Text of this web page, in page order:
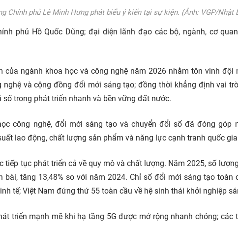
Chính phủ Lê Minh Hưng phát biểu ý kiến tại sự kiện. (Ảnh: VGP/Nhật
phủ Hồ Quốc Dũng; đại diện lãnh đạo các bộ, ngành, cơ
của ngành khoa học và công nghệ năm 2026 nhằm tôn vinh đội
nghệ và cộng đồng đổi mới sáng tạo; đồng thời khẳng định vai
trong phát triển nhanh và bền vững đất nước.
công nghệ, đổi mới sáng tạo và chuyển đổi số đã đóng góp
lao động, chất lượng sản phẩm và năng lực cạnh tranh quốc
tiếp tục phát triển cả về quy mô và chất lượng. Năm 2025, số
tăng 13,48% so với năm 2024. Chỉ số đổi mới sáng tạo toàn
tế; Việt Nam đứng thứ 55 toàn cầu về hệ sinh thái khởi nghiệp
triển mạnh mẽ khi hạ tầng 5G được mở rộng nhanh chóng; các